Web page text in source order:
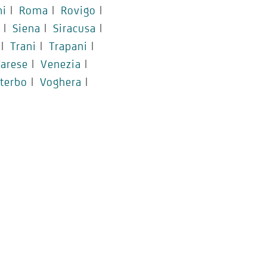
| Roma | Rovigo |
| Siena | Siracusa |
| Trani | Trapani |
| Venezia |
| Voghera |